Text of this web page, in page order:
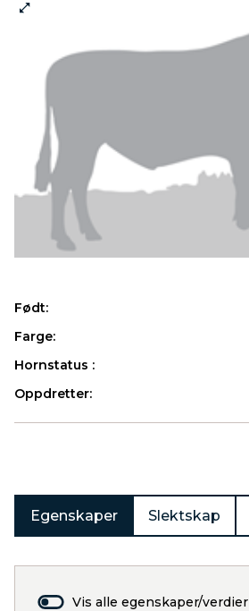
Født:
Farge:
Hornstatus :
Oppdretter:
Egenskaper Slektskap
Vis alle egenskaper/verdier